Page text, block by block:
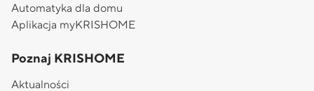
Automatyka dla domu
Aplikacja myKRISHOME
Poznaj KRISHOME
Aktualności